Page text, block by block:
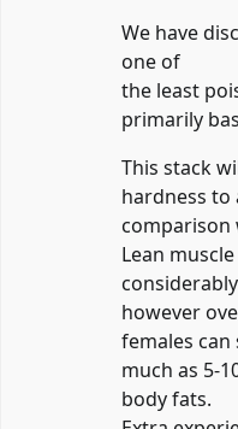
We have
one of
the least
primarily
This stack
hardness to
comparison
Lean
however
females can
much as 5-
body fats.